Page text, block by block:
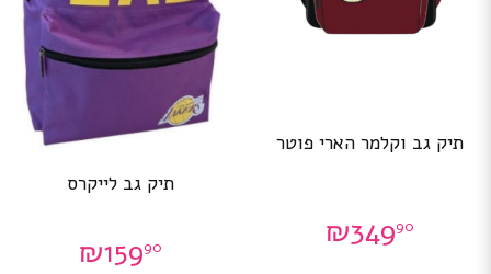
תיק גב וקלמר הארי פוטר
₪34990
תיק גב לייקרס
₪15990